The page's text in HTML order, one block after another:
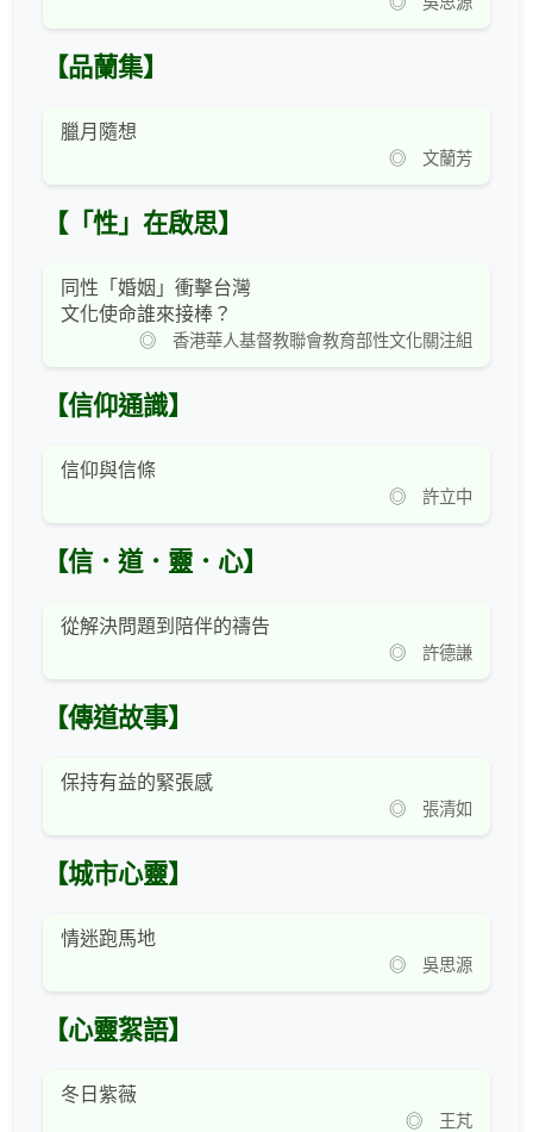
【品蘭集】
臘月隨想
◎ 文蘭芳
【「性」在啟思】
同性「婚姻」衝擊台灣
文化使命誰來接棒？
◎ 香港華人基督教聯會教育部性文化關注組
【信仰通識】
信仰與信條
◎ 許立中
【信．道．靈．心】
從解決問題到陪伴的禱告
◎ 許德謙
【傳道故事】
保持有益的緊張感
◎ 張清如
【城市心靈】
情迷跑馬地
◎ 吳思源
【心靈絮語】
冬日紫薇
◎ 王芃